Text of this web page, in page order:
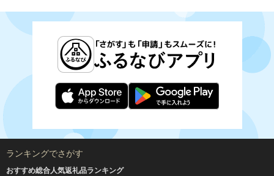
ランキングでさがす
おすすめ総合人気返礼品ランキング